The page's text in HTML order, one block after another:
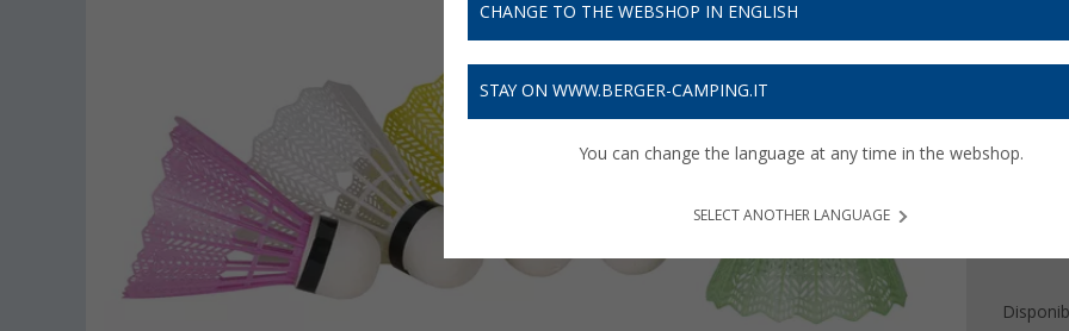
CHANGE TO THE WEBSHOP IN ENGLISH
STAY ON WWW.BERGER-CAMPING.IT
You can change the language at any time in the webshop.
SELECT ANOTHER LANGUAGE